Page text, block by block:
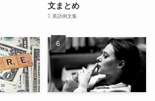
文まとめ
英語例文集